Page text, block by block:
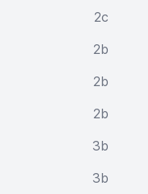
2c
2b
2b
2b
3b
3b